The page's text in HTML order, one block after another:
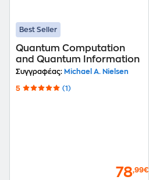
Best Seller
Quantum Computation
and Quantum Information
Συγγραφέας: Michael A. Nielsen
5 (1)
78,99€